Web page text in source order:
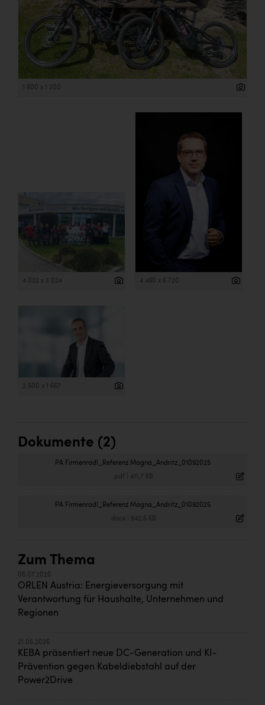
1 600 x 1 200
4 032 x 3 024 4 480 x 6 720
2 500 x 1 667
Dokumente (2)
PA Firmenradl_Referenz Magna_Andritz_01092025
.pdf 411,7 KB
PA Firmenradl_Referenz Magna_Andritz_01092025
.docx| 542,6 KB
Zum Thema
06.07.2026
ORLEN Austria: Energieversorgung mit
Verantwortung für Haushalte, Unternehmen und
Regionen
21.05.2026
KEBA präsentiert neue DC-Generation und KI-
Prävention gegen Kabeldiebstahl auf der
Power2Drive